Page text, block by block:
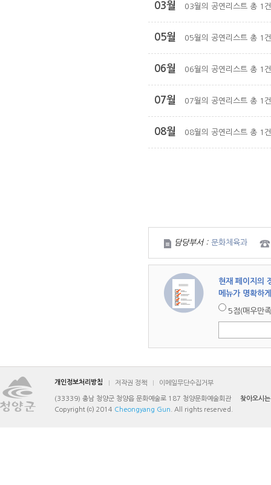
03월 03월의 공연리스트 총 1
05월 05월의 공연리스트 총 1
06월 06월의 공연리스트 총 1
07월 07월의 공연리스트 총 1
08월 08월의 공연리스트 총 1
담당부서 : 문화체육과
현재 페이지의
메뉴가 명확하
5점(매우만
개인정보처리방침 저작권 정책 이메일무단수집거부
(33339) 충남 청양군 청양읍 문화예술로 187 청양문화예술회관
찾아오시
Copyright ⒞ 2014 Cheongyang Gun . All rights reserved.